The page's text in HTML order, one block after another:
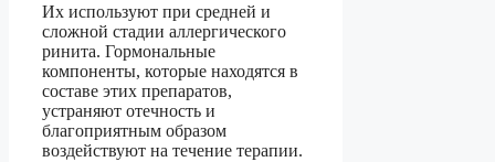
Их используют при средней и
сложной стадии аллергического
ринита. Гормональные
компоненты, которые находятся в
составе этих препаратов,
устраняют отечность и
благоприятным образом
воздействуют на течение терапии.